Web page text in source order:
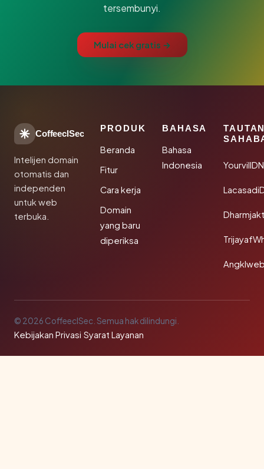
tersembunyi.
Mulai cek gratis →
CoffeeclSec
Intelijen domain
otomatis dan
independen
untuk web
terbuka.
PRODUK
Beranda
Fitur
Cara kerja
Domain
yang baru
diperiksa
BAHASA
Bahasa
Indonesia
© 2026 CoffeeclSec. Semua hak dilindungi.
Kebijakan Privasi·Syarat Layanan